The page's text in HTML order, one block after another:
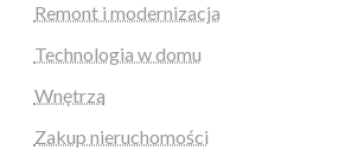
Remont i modernizacja
Technologia w domu
Wnętrza
Zakup nieruchomości